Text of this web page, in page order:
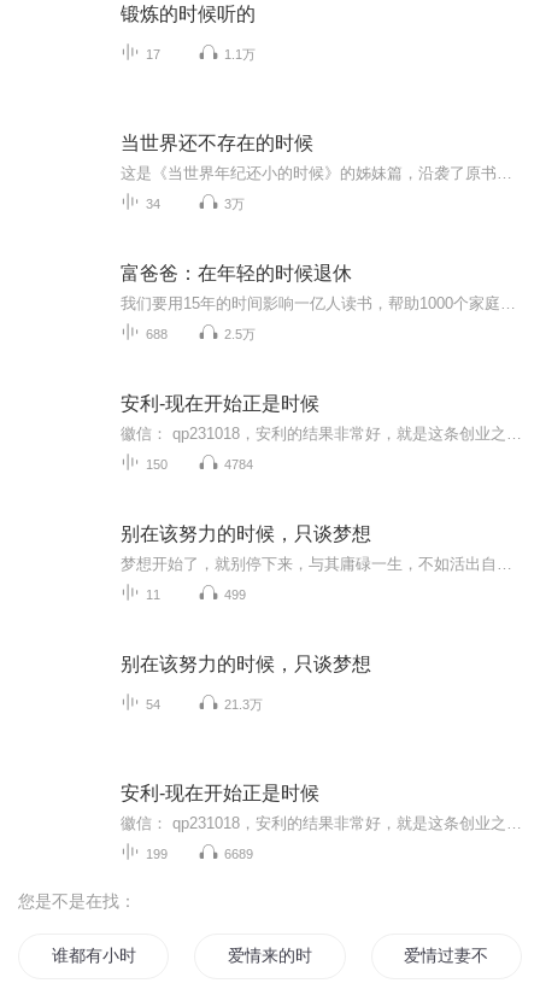
锻炼的时候听的
17 1.1万
当世界还不存在的时候
34 3万
富爸爸：在年轻的时候退休
688 2.5万
安利-现在开始正是时候
150 4784
别在该努力的时候，只谈梦想
11 499
别在该努力的时候，只谈梦想
54 21.3万
安利-现在开始正是时候
199 6689
您是不是在找：
谁都有小时候 爱情来的时候 爱情过妻不候